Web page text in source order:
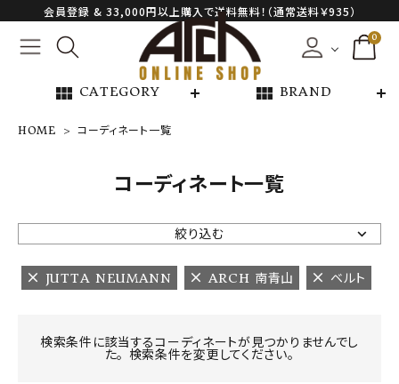
会員登録 & 33,000円以上購入で送料無料！（通常送料￥935）
0
view_module CATEGORY view_module BRAND
NEW ARRIVAL
ARCH EXCLUSIVE
BRAND
HOME コーディネート一覧
コーディネート一覧
絞り込む
JUTTA NEUMANN ARCH 南青山 ベルト
検索条件に該当するコーディネートが見つかりませんでし
た。 検索条件を変更してください。